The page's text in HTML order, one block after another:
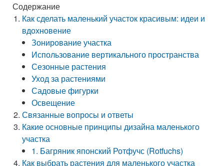
Содержание
Как сделать маленький участок красивым: идеи и
вдохновение
Зонирование участка
Использование вертикального пространства
Сезонные растения
Уход за растениями
Садовые фигурки
Освещение
Связанные вопросы и ответы
Какие основные принципы дизайна маленького
участка
1. Багряник японский Ротфучс (Rotfuchs)
Как выбрать растения для маленького участка